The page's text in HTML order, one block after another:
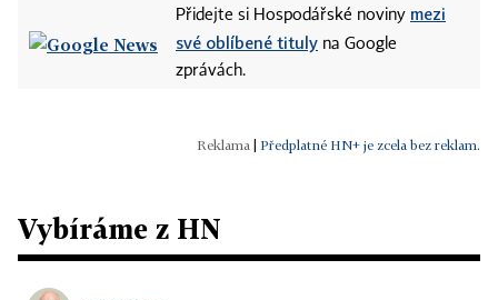
Přidejte si Hospodářské noviny mezi
své oblíbené tituly na Google
zprávách.
Předplatné HN+ je zcela bez reklam.
Vybíráme z HN